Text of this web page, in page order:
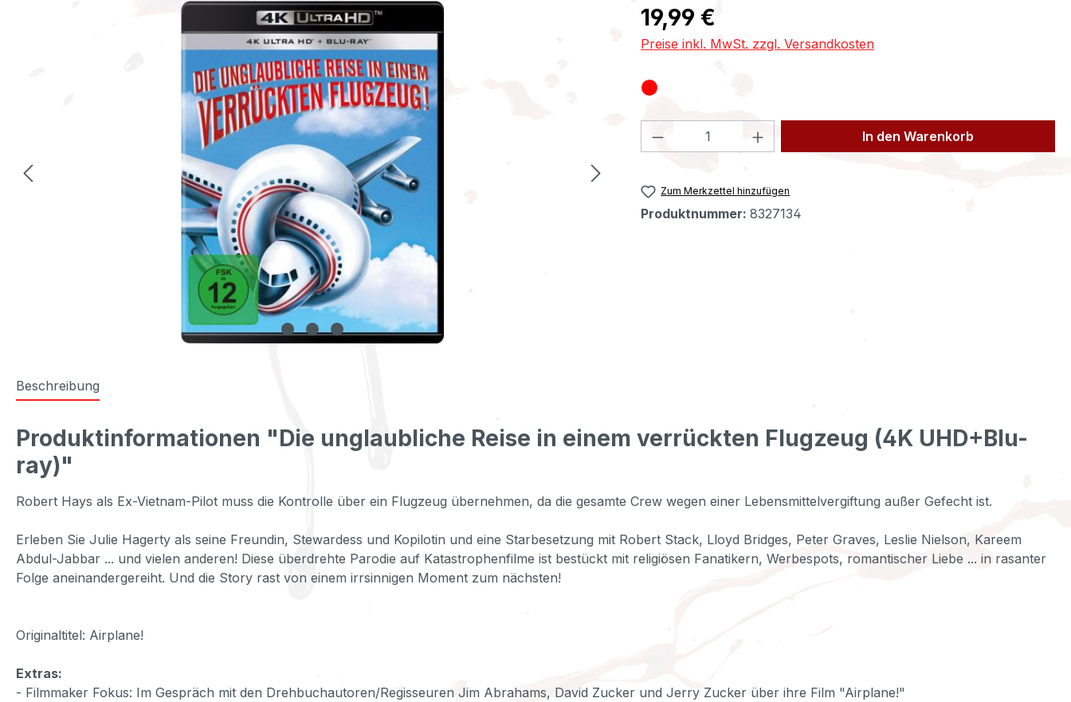
Regulärer Preis:
19,99 €
Preise inkl. MwSt. zzgl. Versandkosten
Produkt Anzahl: Gib den gewünschten Wert
In den Warenkorb
Zum Merkzettel hinzufügen
Produktnummer: 8327134
Beschreibung
Produktinformationen "Die unglaubliche Reise in einem verrückten Flugzeug (4K UHD+Blu-
ray)"
Robert Hays als Ex-Vietnam-Pilot muss die Kontrolle über ein Flugzeug übernehmen, da die gesamte Crew wegen einer Lebensmittelvergiftung außer Gefecht ist.
Erleben Sie Julie Hagerty als seine Freundin, Stewardess und Kopilotin und eine Starbesetzung mit Robert Stack, Lloyd Bridges, Peter Graves, Leslie Nielson, Kareem
Abdul-Jabbar ... und vielen anderen! Diese überdrehte Parodie auf Katastrophenfilme ist bestückt mit religiösen Fanatikern, Werbespots, romantischer Liebe ... in rasanter
Folge aneinandergereiht. Und die Story rast von einem irrsinnigen Moment zum nächsten!
Originaltitel: Airplane!
Extras:
- Filmmaker Fokus: Im Gespräch mit den Drehbuchautoren/Regisseuren Jim Abrahams, David Zucker und Jerry Zucker über ihre Film "Airplane!"